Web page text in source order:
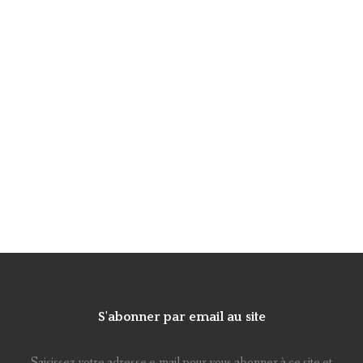
S'abonner par email au site